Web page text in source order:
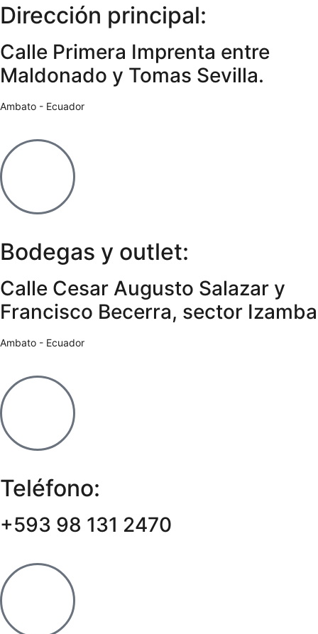
Dirección principal:
Calle Primera Imprenta entre
Maldonado y Tomas Sevilla.
Ambato - Ecuador
Bodegas y outlet:
Calle Cesar Augusto Salazar y
Francisco Becerra, sector Izamba
Ambato - Ecuador
Teléfono:
+593 98 131 2470